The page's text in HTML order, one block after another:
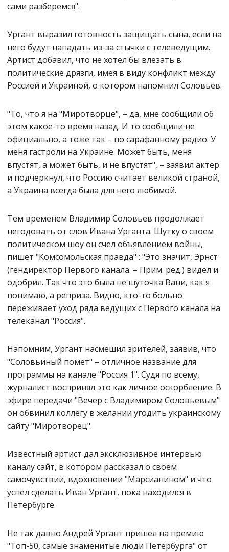
сами разберемся".
Ургант выразил готовность защищать сына, если на
него будут нападать из-за стычки с телеведущим.
Артист добавил, что не хотел бы влезать в
политические дрязги, имея в виду конфликт между
Россией и Украиной, о котором напомнил Соловьев.
"То, что я на "Миротворце", – да, мне сообщили об
этом какое-то время назад. И то сообщили не
официально, а тоже так – по сарафанному радио. У
меня гастроли на Украине. Может быть, меня
впустят, а может быть, и не впустят", – заявил актер
и подчеркнул, что Россию считает великой страной,
а Украина всегда была для него любимой.
Тем временем Владимир Соловьев продолжает
негодовать от слов Ивана Урганта. Шутку о своем
политическом шоу он счел объявлением войны,
пишет "Комсомольская правда" : "Это значит, Эрнст
(гендиректор Первого канала. – Прим. ред.) видел и
одобрил. Так что это была не шуточка Вани, как я
понимаю, а реприза. Видно, кто-то больно
переживает уход ряда ведущих с Первого канала на
телеканал "Россия".
Напомним, Ургант насмешил зрителей, заявив, что
"Соловьиный помет" – отличное название для
программы на канале "Россия 1". Судя по всему,
журналист воспринял это как личное оскорбление. В
эфире передачи "Вечер с Владимиром Соловьевым"
он обвинил коллегу в желании угодить украинскому
сайту "Миротворец".
Известный артист дал эксклюзивное интервью
каналу сайт, в котором рассказал о своем
самочувствии, вдохновении "Марсианином" и что
успел сделать Иван Ургант, пока находился в
Петербурге.
Не так давно Андрей Ургант пришел на премию
"Топ-50, самые знаменитые люди Петербурга" от